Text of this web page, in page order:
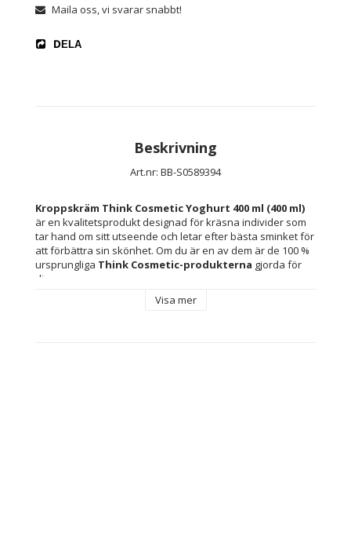
Maila oss, vi svarar snabbt!
DELA
Beskrivning
Art.nr: BB-S0589394
Kroppskräm Think Cosmetic Yoghurt 400 ml (400 ml)
är en kvalitetsprodukt designad för kräsna individer som
tar hand om sitt utseende och letar efter bästa sminket för
att förbättra sin skönhet. Om du är en av dem är de 100 %
ursprungliga Think Cosmetic-produkterna gjorda för
dig.
Visa mer